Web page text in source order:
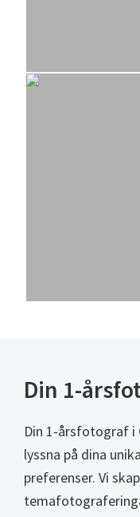
Din 1-
Din 1-årsfotograf
lyssna på dina
preferenser. Vi